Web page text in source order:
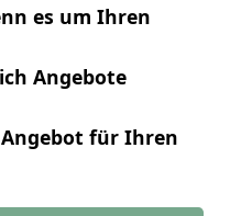
es um Ihren
Angebote
Angebot für Ihren